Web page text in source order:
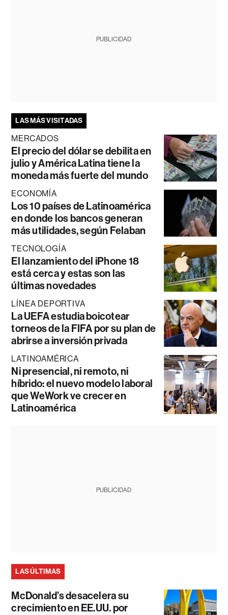
PUBLICIDAD
LAS MÁS VISITADAS
MERCADOS
El precio del dólar se debilita en
julio y América Latina tiene la
moneda más fuerte del mundo
ECONOMÍA
Los 10 países de Latinoamérica
en donde los bancos generan
más utilidades, según Felaban
TECNOLOGÍA
El lanzamiento del iPhone 18
está cerca y estas son las
últimas novedades
LÍNEA DEPORTIVA
La UEFA estudia boicotear
torneos de la FIFA por su plan de
abrirse a inversión privada
LATINOAMÉRICA
Ni presencial, ni remoto, ni
híbrido: el nuevo modelo laboral
que WeWork ve crecer en
Latinoamérica
PUBLICIDAD
LAS ÚLTIMAS
McDonald’s desacelera su
crecimiento en EE.UU. por